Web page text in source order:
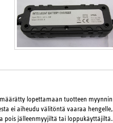
lopettamaan tuotteen
ei aiheudu välitöntä vaaraa
pois jälleenmyyjiltä tai